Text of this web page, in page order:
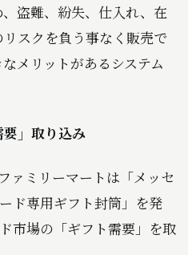
盗難、紛失、仕入れ、在
スクを負う事なく販売で
メリットがあるシステム
」取り込み
ァミリーマートは「メッセ
ド専用ギフト封筒」を発
市場の「ギフト需要」を取